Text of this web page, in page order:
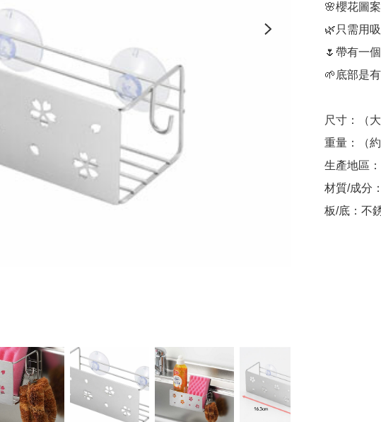
🌸櫻花圖案
🌿只需用
🌷帶有一
🌱底部是
尺寸：（
重量：（
生產地區
材質/成分
板/底：不